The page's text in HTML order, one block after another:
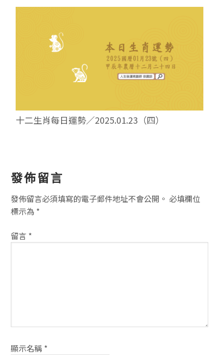
十二生肖每日運勢／2025.01.23（四）
讀
者
互
動
方
發佈留言
發佈留言必須填寫的電子郵件地址不會公開。 必填欄位
標示為 *
留言 *
顯示名稱 *